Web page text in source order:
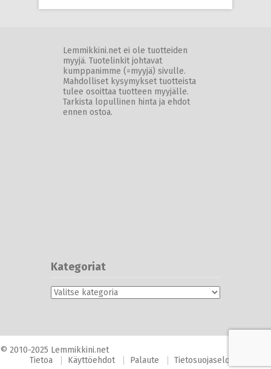
Lemmikkini.net ei ole tuotteiden
myyjä. Tuotelinkit johtavat
kumppanimme (=myyjä) sivulle.
Mahdolliset kysymykset tuotteista
tulee osoittaa tuotteen myyjälle.
Tarkista lopullinen hinta ja ehdot
ennen ostoa.
Kategoriat
Kategoriat
© 2010-2025 Lemmikkini.net
Tietoa
Käyttöehdot Palaute Tietosuojaseloste